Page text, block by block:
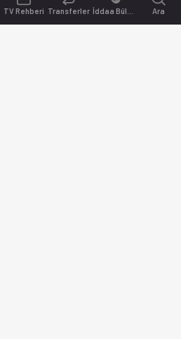
TV Rehberi Transferler Ara
21:15
Mjallby